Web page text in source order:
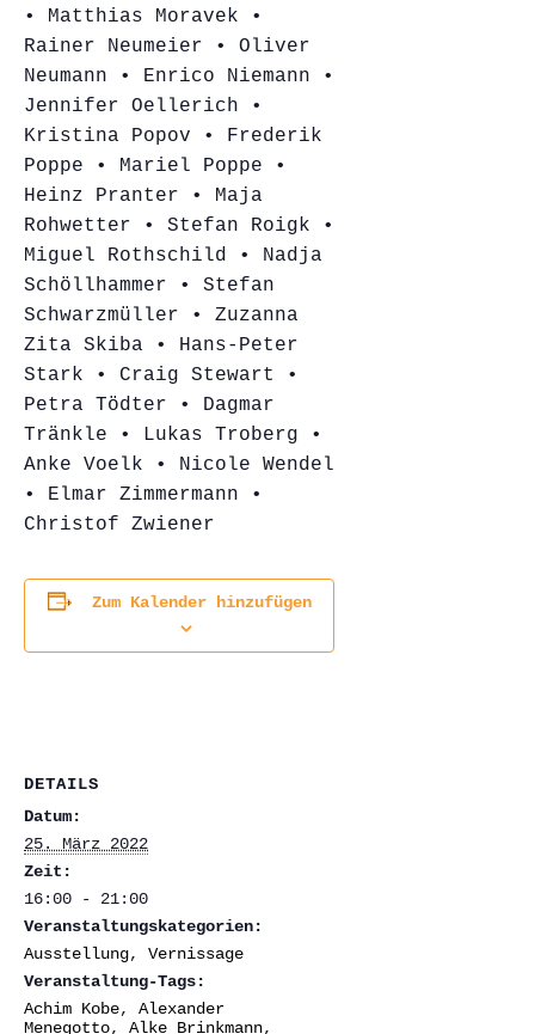
• Matthias Moravek •
Rainer Neumeier • Oliver
Neumann • Enrico Niemann •
Jennifer Oellerich •
Kristina Popov • Frederik
Poppe • Mariel Poppe •
Heinz Pranter • Maja
Rohwetter • Stefan Roigk •
Miguel Rothschild • Nadja
Schöllhammer • Stefan
Schwarzmüller • Zuzanna
Zita Skiba • Hans-Peter
Stark • Craig Stewart •
Petra Tödter • Dagmar
Tränkle • Lukas Troberg •
Anke Voelk • Nicole Wendel
• Elmar Zimmermann •
Christof Zwiener
Zum Kalender hinzufügen
DETAILS
Datum:
25. März 2022
Zeit:
16:00 - 21:00
Veranstaltungskategorien:
Ausstellung, Vernissage
Veranstaltung-Tags:
Achim Kobe, Alexander
Menegotto, Alke Brinkmann,